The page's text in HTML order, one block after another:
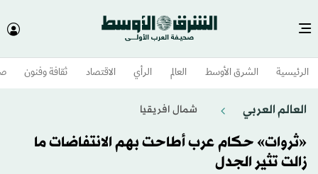
الرئيسية الشرق الأوسط​ العالم الرأي الاقتصاد ثقافة وفنون
العالم العربي شمال افريقيا
«ثروات» حكام عرب أطاحت بهم الانتفاضات ما
زالت تثير الجدل